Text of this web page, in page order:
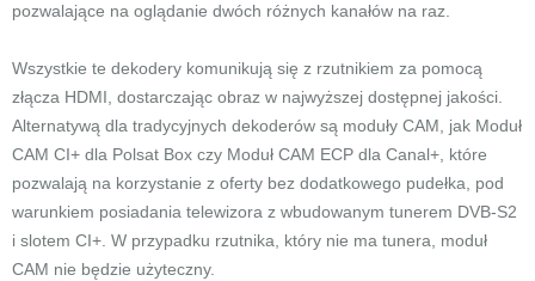
pozwalające na oglądanie dwóch różnych kanałów na raz.
Wszystkie te dekodery komunikują się z rzutnikiem za pomocą
złącza HDMI, dostarczając obraz w najwyższej dostępnej jakości.
Alternatywą dla tradycyjnych dekoderów są moduły CAM, jak Moduł
CAM CI+ dla Polsat Box czy Moduł CAM ECP dla Canal+, które
pozwalają na korzystanie z oferty bez dodatkowego pudełka, pod
warunkiem posiadania telewizora z wbudowanym tunerem DVB-S2
i slotem CI+. W przypadku rzutnika, który nie ma tunera, moduł
CAM nie będzie użyteczny.